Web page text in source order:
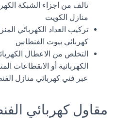
تالف من اجزاء الشبكة
منازل الكويت
تركيب العداد الكهربائي
كهربائي بيوت الفنطاس.
التخلص من الاعطال
الكهربائية أو الانقطاعات
عبر فني كهربائي منازل
مقاول كهربائي